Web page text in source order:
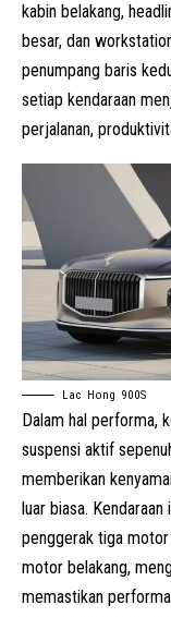
kabin belakang,
besar, dan
penumpang baris
setiap kendaraan
perjalanan,
Lac Hong 900S
Dalam hal performa,
suspensi aktif
memberikan
luar biasa.
penggerak tiga
motor belakang,
memastikan